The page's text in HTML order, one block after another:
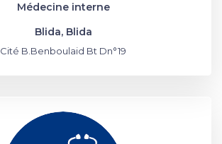
Médecine interne
Blida, Blida
Cité B.Benboulaid Bt Dn°19